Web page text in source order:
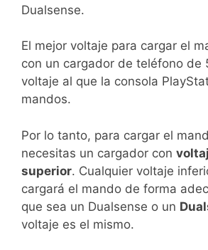
Dualsense.
El mejor voltaje para cargar el
con un cargador de teléfono de
voltaje al que la consola
mandos.
Por lo tanto, para cargar el
necesitas un cargador con
superior. Cualquier voltaje
cargará el mando de forma
que sea un Dualsense o un
voltaje es el mismo.